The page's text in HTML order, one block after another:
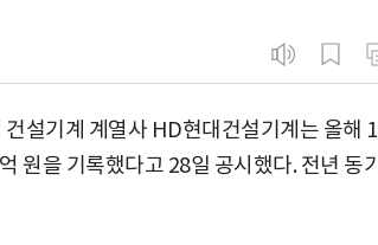
건설기계 계열사 HD현대건설기계는 올해 1
원을 기록했다고 28일 공시했다. 전년 동기